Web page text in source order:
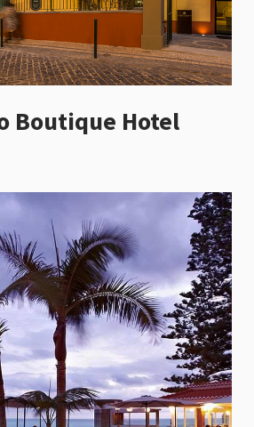
Boutique Hotel